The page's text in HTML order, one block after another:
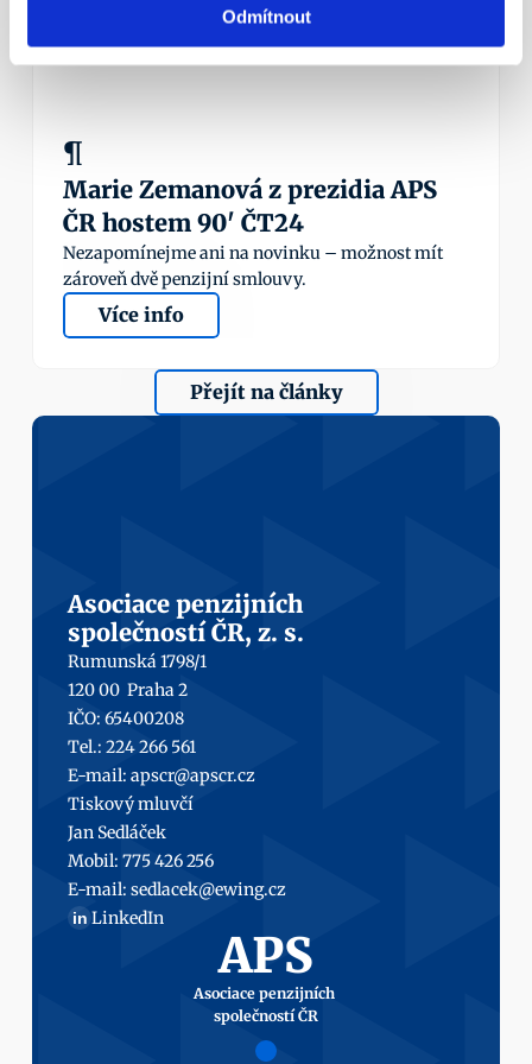
Odmítnout
¶
Marie Zemanová z prezidia APS
ČR hostem 90' ČT24
Nezapomínejme ani na novinku – možnost mít
zároveň dvě penzijní smlouvy.
Více info
Přejít na články
Asociace penzijních
společností ČR, z. s.
Rumunská 1798/1
120 00  Praha 2
IČO: 65400208
Tel.: 224 266 561
E-mail: apscr@apscr.cz
Tiskový mluvčí
Jan Sedláček
Mobil: 775 426 256
E-mail: sedlacek@ewing.cz
in LinkedIn
APS
Asociace penzijních
společností ČR